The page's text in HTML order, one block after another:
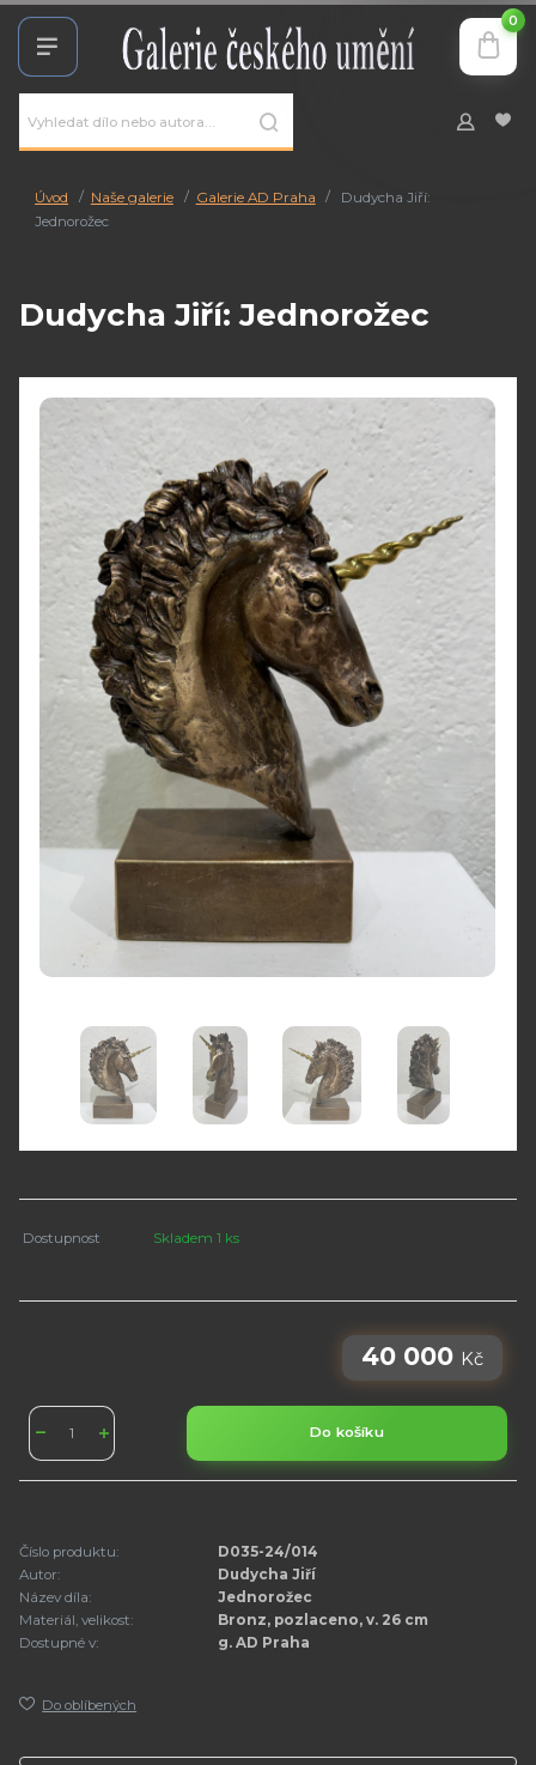
0
Úvod Naše galerie Galerie AD Praha
Dudycha Jiří:
Jednorožec
Dudycha Jiří: Jednorožec
Dostupnost Skladem 1 ks
40 000 Kč
Do košíku
Číslo produktu:
D035-24/014
Autor:
Dudycha Jiří
Název díla:
Jednorožec
Materiál, velikost:
Bronz, pozlaceno, v. 26 cm
Dostupné v:
g. AD Praha
Do oblíbených